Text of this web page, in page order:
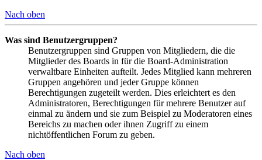
Nach oben
Was sind Benutzergruppen?
Benutzergruppen sind Gruppen von Mitgliedern, die die
Mitglieder des Boards in für die Board-Administration
verwaltbare Einheiten aufteilt. Jedes Mitglied kann mehreren
Gruppen angehören und jeder Gruppe können
Berechtigungen zugeteilt werden. Dies erleichtert es den
Administratoren, Berechtigungen für mehrere Benutzer auf
einmal zu ändern und sie zum Beispiel zu Moderatoren eines
Bereichs zu machen oder ihnen Zugriff zu einem
nichtöffentlichen Forum zu geben.
Nach oben